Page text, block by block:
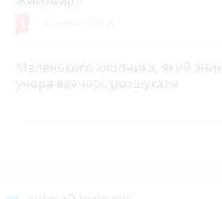
Маленького хлопчика, який зник
учора ввечері, розшукали